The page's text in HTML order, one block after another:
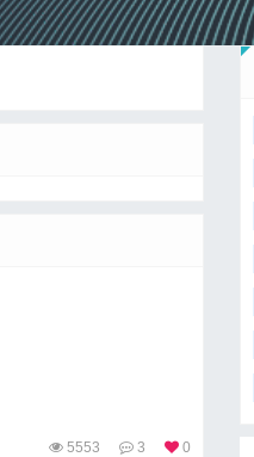
5553 3 0